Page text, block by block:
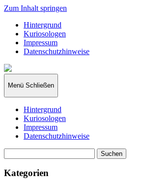
Zum Inhalt springen
Hintergrund
Kuriosologen
Impressum
Datenschutzhinweise
kuriosologie.de
Menü Schließen
Hintergrund
Kuriosologen
Impressum
Datenschutzhinweise
nach:
Kategorien